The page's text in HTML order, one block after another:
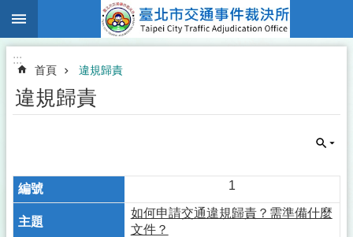
跳到主要內容區塊
:::
首頁 違規歸責
違規歸責
1
如何申請交通違規歸責？需準備什麼
文件？